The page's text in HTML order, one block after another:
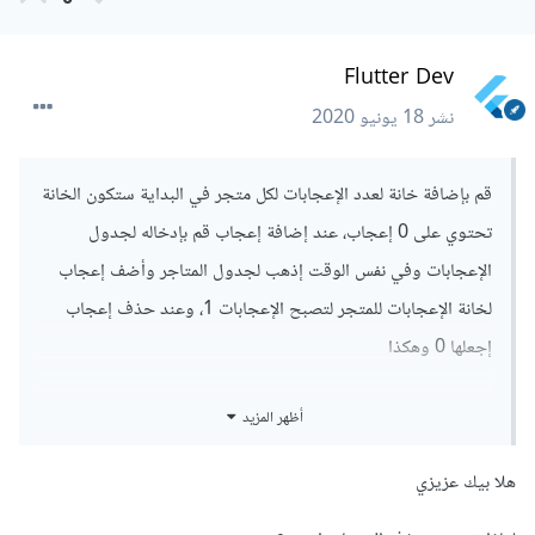
Flutter Dev
نشر18 يونيو 2020
قم بإضافة خانة لعدد الإعجابات لكل متجر في البداية ستكون الخانة
تحتوي على 0 إعجاب، عند إضافة إعجاب قم بإدخاله لجدول
الإعجابات وفي نفس الوقت إذهب لجدول المتاجر وأضف إعجاب
لخانة الإعجابات للمتجر لتصبح الإعجابات 1، وعند حذف إعجاب
إجعلها 0 وهكذا
لجعل المستخدم يعجب بالمتجر مرة واحدة قم بالخطوات التالية:
أظهر المزيد
هلا بيك عزيزي